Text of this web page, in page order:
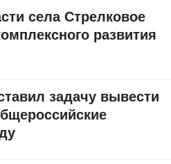
села Стрелковое
развития
задачу вывести